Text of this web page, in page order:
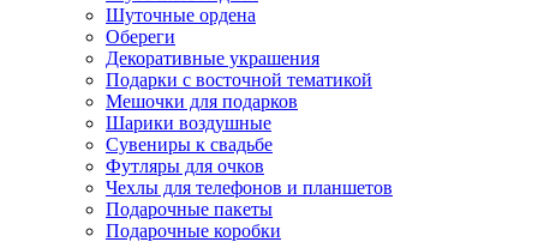
Шуточные ордена
Обереги
Декоративные украшения
Подарки с восточной тематикой
Мешочки для подарков
Шарики воздушные
Сувениры к свадьбе
Футляры для очков
Чехлы для телефонов и планшетов
Подарочные пакеты
Подарочные коробки